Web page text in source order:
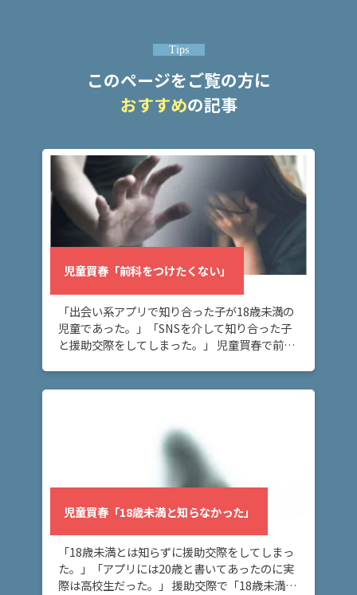
Tips
このページをご覧の方に
おすすめの記事
児童買春「前科をつけたくない」
「出会い系アプリで知り合った子が18歳未満の
児童であった。」「SNSを介して知り合った子
と援助交際をしてしまった。」 児童買春で前科
の方 […]
児童買春「18歳未満と知らなかった」
「18歳未満とは知らずに援助交際をしてしまっ
た。」「アプリには20歳と書いてあったのに実
際は高校生だった。」 援助交際で「18歳未満と